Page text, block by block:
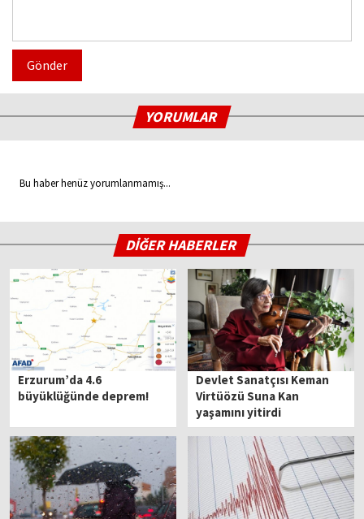
Gönder
YORUMLAR
Bu haber henüz yorumlanmamış...
DİĞER HABERLER
Erzurum’da 4.6
büyüklüğünde deprem!
Devlet Sanatçısı Keman
Virtüözü Suna Kan
yaşamını yitirdi